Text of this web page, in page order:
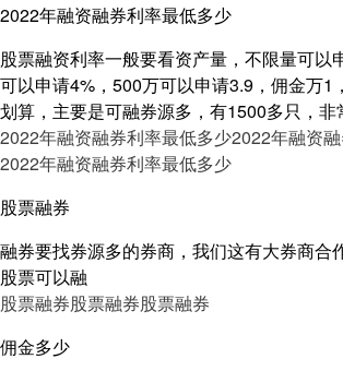
2022年融资融券利率最低多少
股票融资利率一般要看资产量，不限量可以
可以申请4%，500万可以申请3.9，佣金万1
划算，主要是可融券源多，有1500多只，非
2022年融资融券利率最低多少2022年融资
2022年融资融券利率最低多少
股票融券
融券要找券源多的券商，我们这有大券商合
股票可以融
股票融券股票融券股票融券
佣金多少